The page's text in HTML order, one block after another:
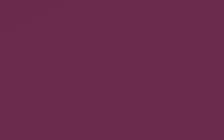
pouvez utiliser ">>" qui
existe déjà. Par exemple